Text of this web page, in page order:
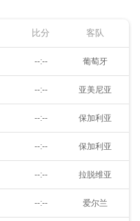
比分 客队
--:-- 葡萄牙
--:-- 亚美尼亚
--:-- 保加利亚
--:-- 保加利亚
--:-- 拉脱维亚
--:-- 爱尔兰